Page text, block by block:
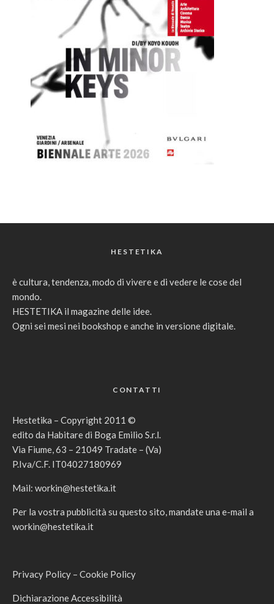
HESTETIKA
è cultura, tendenza, modo di vivere e di vedere le cose del
mondo.
HESTETIKA il magazine delle idee.
Ogni sei mesi nei bookshop e anche in versione digitale.
CONTATTI
Hestetika – Copyright 2011 ©
edito da Habitare di Boga Emilio S.r.l.
Via Fiume, 63 – 21049 Tradate – (Va)
P.Iva/C.F. IT04027180969
Mail: workin@hestetika.it
Per la vostra pubblicità su questo sito, mandate una e-mail a
workin@hestetika.it
Privacy Policy – Cookie Policy
Dichiarazione Accessibilità